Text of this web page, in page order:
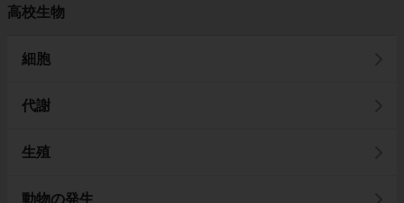
高校生物
細胞
代謝
生殖
動物の発生